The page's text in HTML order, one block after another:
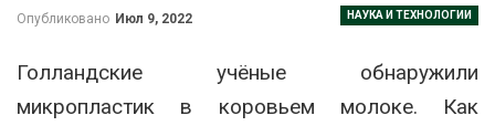
НАУКА И ТЕХНОЛОГИИ
Опубликовано Июл 9, 2022
Голландские учёные обнаружили
микропластик в коровьем молоке. Как